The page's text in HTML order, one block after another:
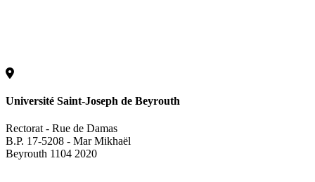
Université Saint-Joseph de Beyrouth
Rectorat - Rue de Damas
B.P. 17-5208 - Mar Mikhaël
Beyrouth 1104 2020